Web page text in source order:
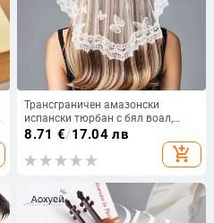
Трансграничен амазонски
испански тюрбан с бял воал,
покривало за дантелена шапка,
еднослойна китайска дантела,
църковна поклонническа украса
8.71 €/17.04 лв
add_shopping_cart